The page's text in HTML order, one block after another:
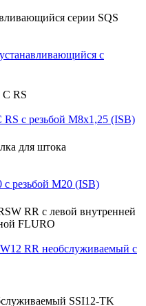
с
с резьбой M8х1,25 (ISB)
резьбой M20 (ISB)
RR необслуживаемый с